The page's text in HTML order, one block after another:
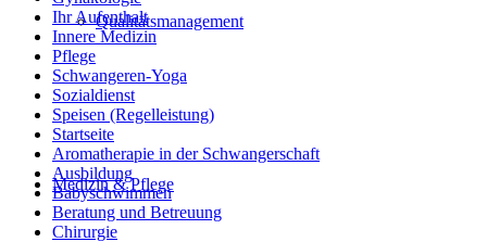
Qualitätsmanagement
Medizin & Pflege
Ihr Aufenthalt
Innere Medizin
Pflege
Schwangeren-Yoga
Sozialdienst
Speisen (Regelleistung)
Startseite
Aromatherapie in der Schwangerschaft
Ausbildung
Babyschwimmen
Beratung und Betreuung
Chirurgie